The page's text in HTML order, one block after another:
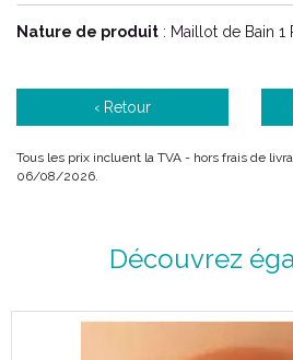
bon maintien.
Un dos haut garantit une meilleure
dans les bonnets qui s' adaptent
Nature de produit : Maillot de Bain 1
‹ Retour
Tous les prix incluent la TVA - hors frais de
06/08/2026.
Découvrez